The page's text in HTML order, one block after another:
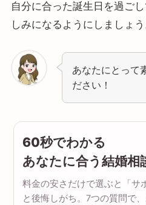
自分に合った誕生日を過ご
しみになるようにしましょう
あなたにとって
ださい！
60秒でわかる
あなたに合う結婚相
料金の安さだけで選ぶと「サ
と後悔しがち。7つの質問で